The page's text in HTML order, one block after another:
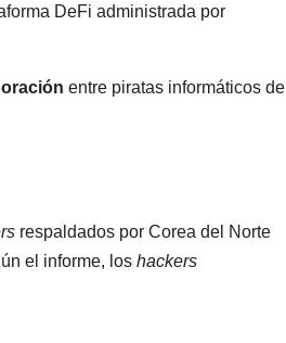
DeFi administrada por
entre piratas informáticos de
respaldados por Corea del Norte
el informe, los hackers